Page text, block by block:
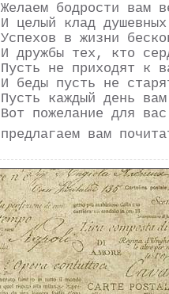
Желаем бодрости вам
И целый клад
Успехов в жизни
И дружбы тех, кто
Пусть не приходят к
И беды пусть не
Пусть каждый день
Вот пожелание для
предлагаем вам